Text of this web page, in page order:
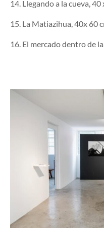
14. Llegando a la cueva,
15. La Matiazihua, 40x 60
16. El mercado dentro de